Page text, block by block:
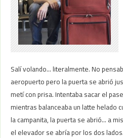
Salí volando… literalmente. No
aeropuerto pero la puerta se abrió
metí con prisa. Intentaba sacar el
mientras balanceaba un latte helado
la campanita, la puerta se abrió… a
el elevador se abría por los dos